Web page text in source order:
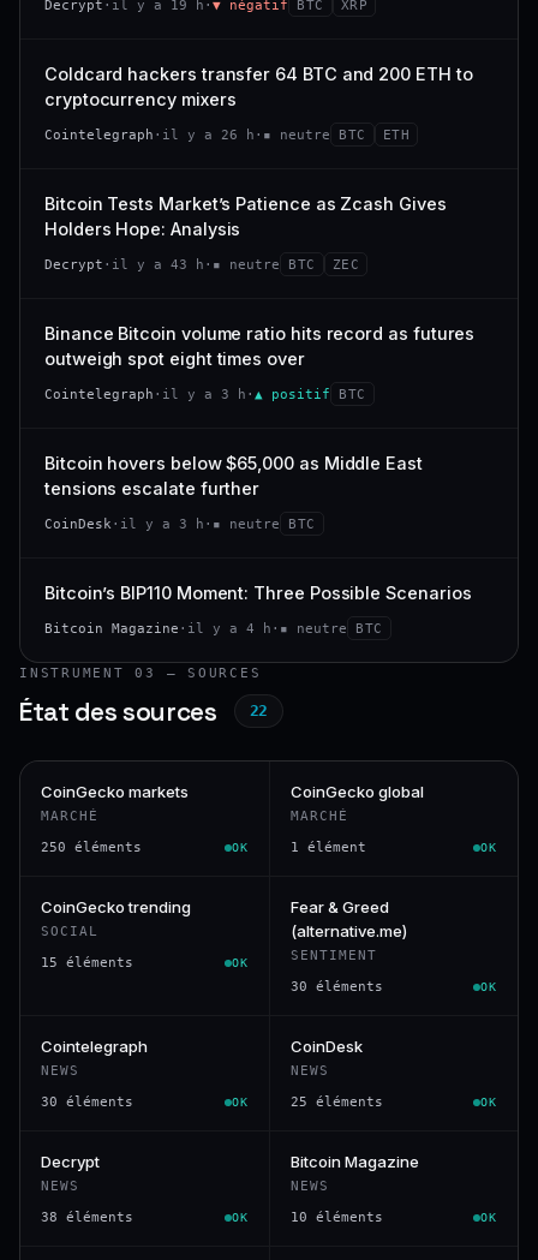
−0,4 % −2,9 %
−94,7 % #101
CONFIANCE
VAR. 7 J
CONFIANCE
Decrypt · il y a 19 h · ▼ négatif BTC XRP
Coldcard hackers transfer 64 BTC and 200 ETH to
cryptocurrency mixers
Cointelegraph · il y a 26 h · ▪ neutre BTC ETH
Bitcoin Tests Market’s Patience as Zcash Gives
Holders Hope: Analysis
Decrypt · il y a 43 h · ▪ neutre BTC ZEC
Binance Bitcoin volume ratio hits record as futures
outweigh spot eight times over
Cointelegraph · il y a 3 h · ▲ positif BTC
Bitcoin hovers below $65,000 as Middle East
tensions escalate further
CoinDesk · il y a 3 h · ▪ neutre BTC
Bitcoin’s BIP110 Moment: Three Possible Scenarios
Bitcoin Magazine · il y a 4 h · ▪ neutre BTC
INSTRUMENT 03 — SOURCES
État des sources 22
CoinGecko markets
MARCHÉ
250 éléments OK
CoinGecko global
MARCHÉ
1 élément OK
CoinGecko trending
SOCIAL
15 éléments OK
Fear & Greed
(alternative.me)
SENTIMENT
30 éléments OK
Cointelegraph
NEWS
30 éléments OK
CoinDesk
NEWS
25 éléments OK
Decrypt
NEWS
38 éléments OK
Bitcoin Magazine
NEWS
10 éléments OK